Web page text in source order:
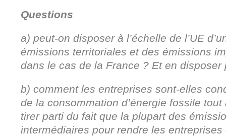
Questions
a) peut-on disposer à l’échelle de l’UE
émissions territoriales et des émissions
dans le cas de la France ? Et en
b) comment les entreprises sont-elles
de la consommation d’énergie fossile
tirer parti du fait que la plupart des
intermédiaires pour rendre les